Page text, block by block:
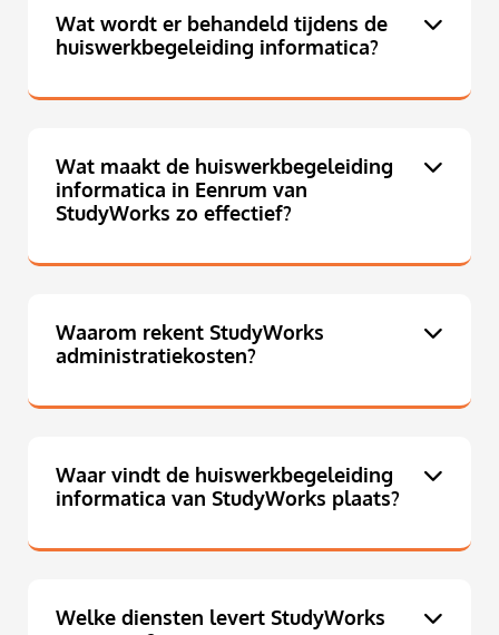
Wat wordt er behandeld tijdens de
huiswerkbegeleiding informatica?
Wat maakt de huiswerkbegeleiding
informatica in Eenrum van
StudyWorks zo effectief?
Waarom rekent StudyWorks
administratiekosten?
Waar vindt de huiswerkbegeleiding
informatica van StudyWorks plaats?
Welke diensten levert StudyWorks